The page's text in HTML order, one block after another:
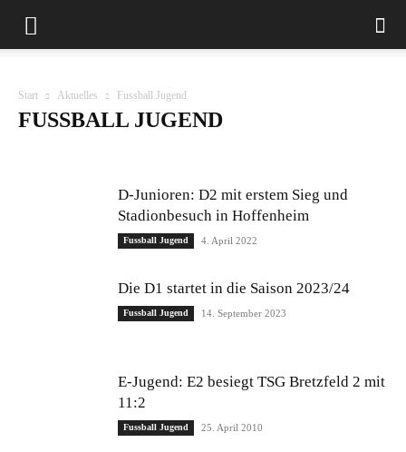
Start Aktuelles Fussball Jugend
FUSSBALL JUGEND
Hauptverein Kegeln Kinderturnen
Leichtathletik
Tennis Tischtennis TSV News Turnen
D-Junioren: D2 mit erstem Sieg und
Stadionbesuch in Hoffenheim
Fussball Jugend 4. April 2022
Die D1 startet in die Saison 2023/24
Fussball Jugend 14. September 2023
E-Jugend: E2 besiegt TSG Bretzfeld 2 mit
11:2
Fussball Jugend 25. April 2010